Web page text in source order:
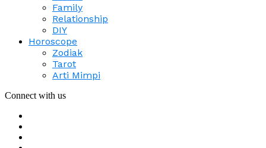
Family
Relationship
DIY
Horoscope
Zodiak
Tarot
Arti Mimpi
Connect with us